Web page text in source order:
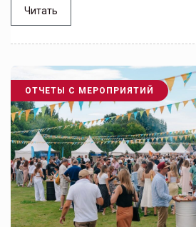
Читать
ОТЧЕТЫ С МЕРОПРИЯТИЙ